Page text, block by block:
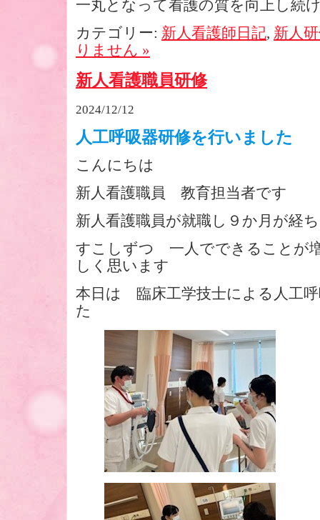
一丸となって看護の質を向上し続
カテゴリー: 新人看護師日記, 新人
りません »
新人看護職員研修
2024/12/12
人工呼吸器研修を行いました
こんにちは
新人看護職員 教育担当者です
新人看護職員が就職し９か月が経
すこしずつ 一人でできることが
しく思います
本日は 臨床工学技士による人工
た